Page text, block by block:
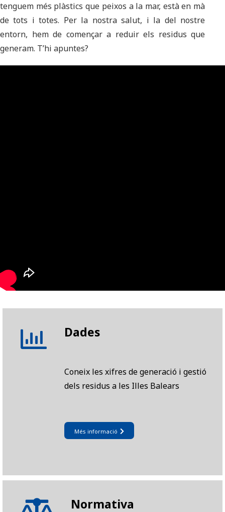
tenguem més plàstics que peixos a la mar, està en mà
de tots i totes. Per la nostra salut, i la del nostre
entorn, hem de començar a reduir els residus que
generam. T’hi apuntes?
Dades
Coneix les xifres de generació i gestió
dels residus a les Illes Balears
Més informació
Normativa